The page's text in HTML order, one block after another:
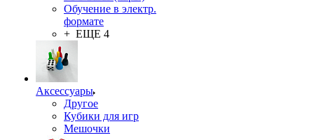
Обучение в электр.
формате
+ ЕЩЕ 4
Аксессуары
Другое
Кубики для игр
Мешочки